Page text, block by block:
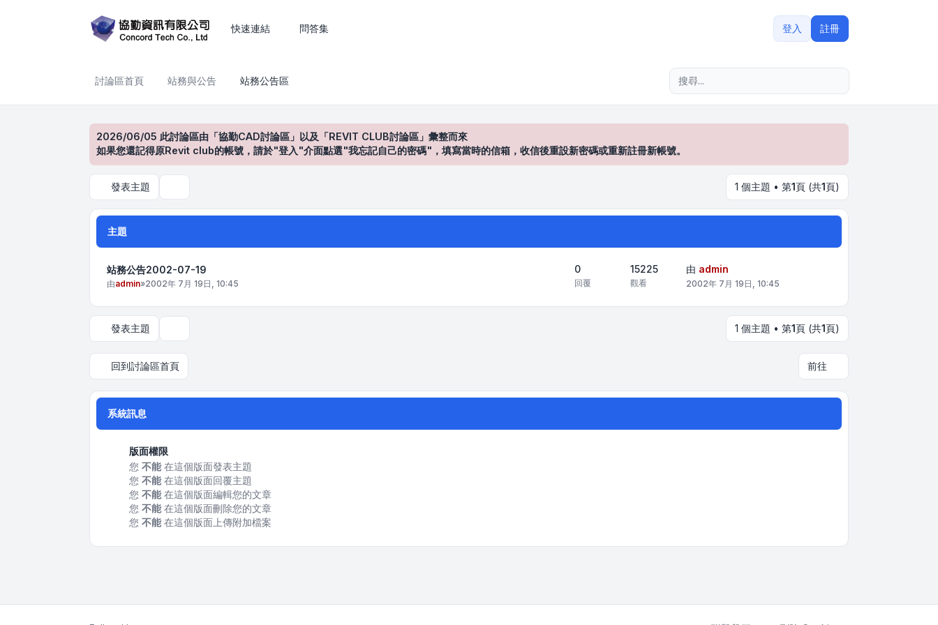
快速連結 問答集 登入 註冊
討論區首頁 站務與公告 站務公告區
2026/06/05 此討論區由「協勤CAD討論區」以及「REVIT CLUB討論區」彙整而來
如果您還記得原Revit club的帳號，請於"登入"介面點選"我忘記自己的密碼"，填寫當時的信箱，收信後重設新密碼或重新註冊新帳號。
發表主題 1 個主題 • 第1頁 (共1頁)
主題
站務公告2002-07-19
由admin»2002年 7月 19日, 10:45
0
回覆
15225
觀看
由 admin
2002年 7月 19日, 10:45
發表主題 1 個主題 • 第1頁 (共1頁)
回到討論區首頁 前往
系統訊息
版面權限
您 不能在這個版面發表主題
您 不能在這個版面回覆主題
您 不能在這個版面編輯您的文章
您 不能在這個版面刪除您的文章
您 不能在這個版面上傳附加檔案